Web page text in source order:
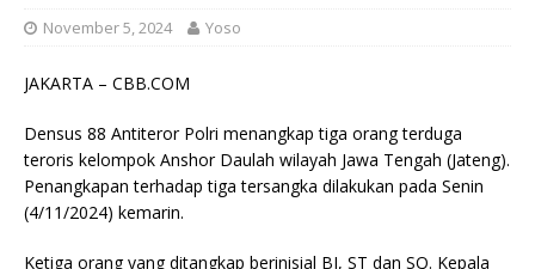
November 5, 2024 Yoso
JAKARTA – CBB.COM
Densus 88 Antiteror Polri menangkap tiga orang terduga
teroris kelompok Anshor Daulah wilayah Jawa Tengah (Jateng).
Penangkapan terhadap tiga tersangka dilakukan pada Senin
(4/11/2024) kemarin.
Ketiga orang yang ditangkap berinisial BI, ST dan SQ. Kepala